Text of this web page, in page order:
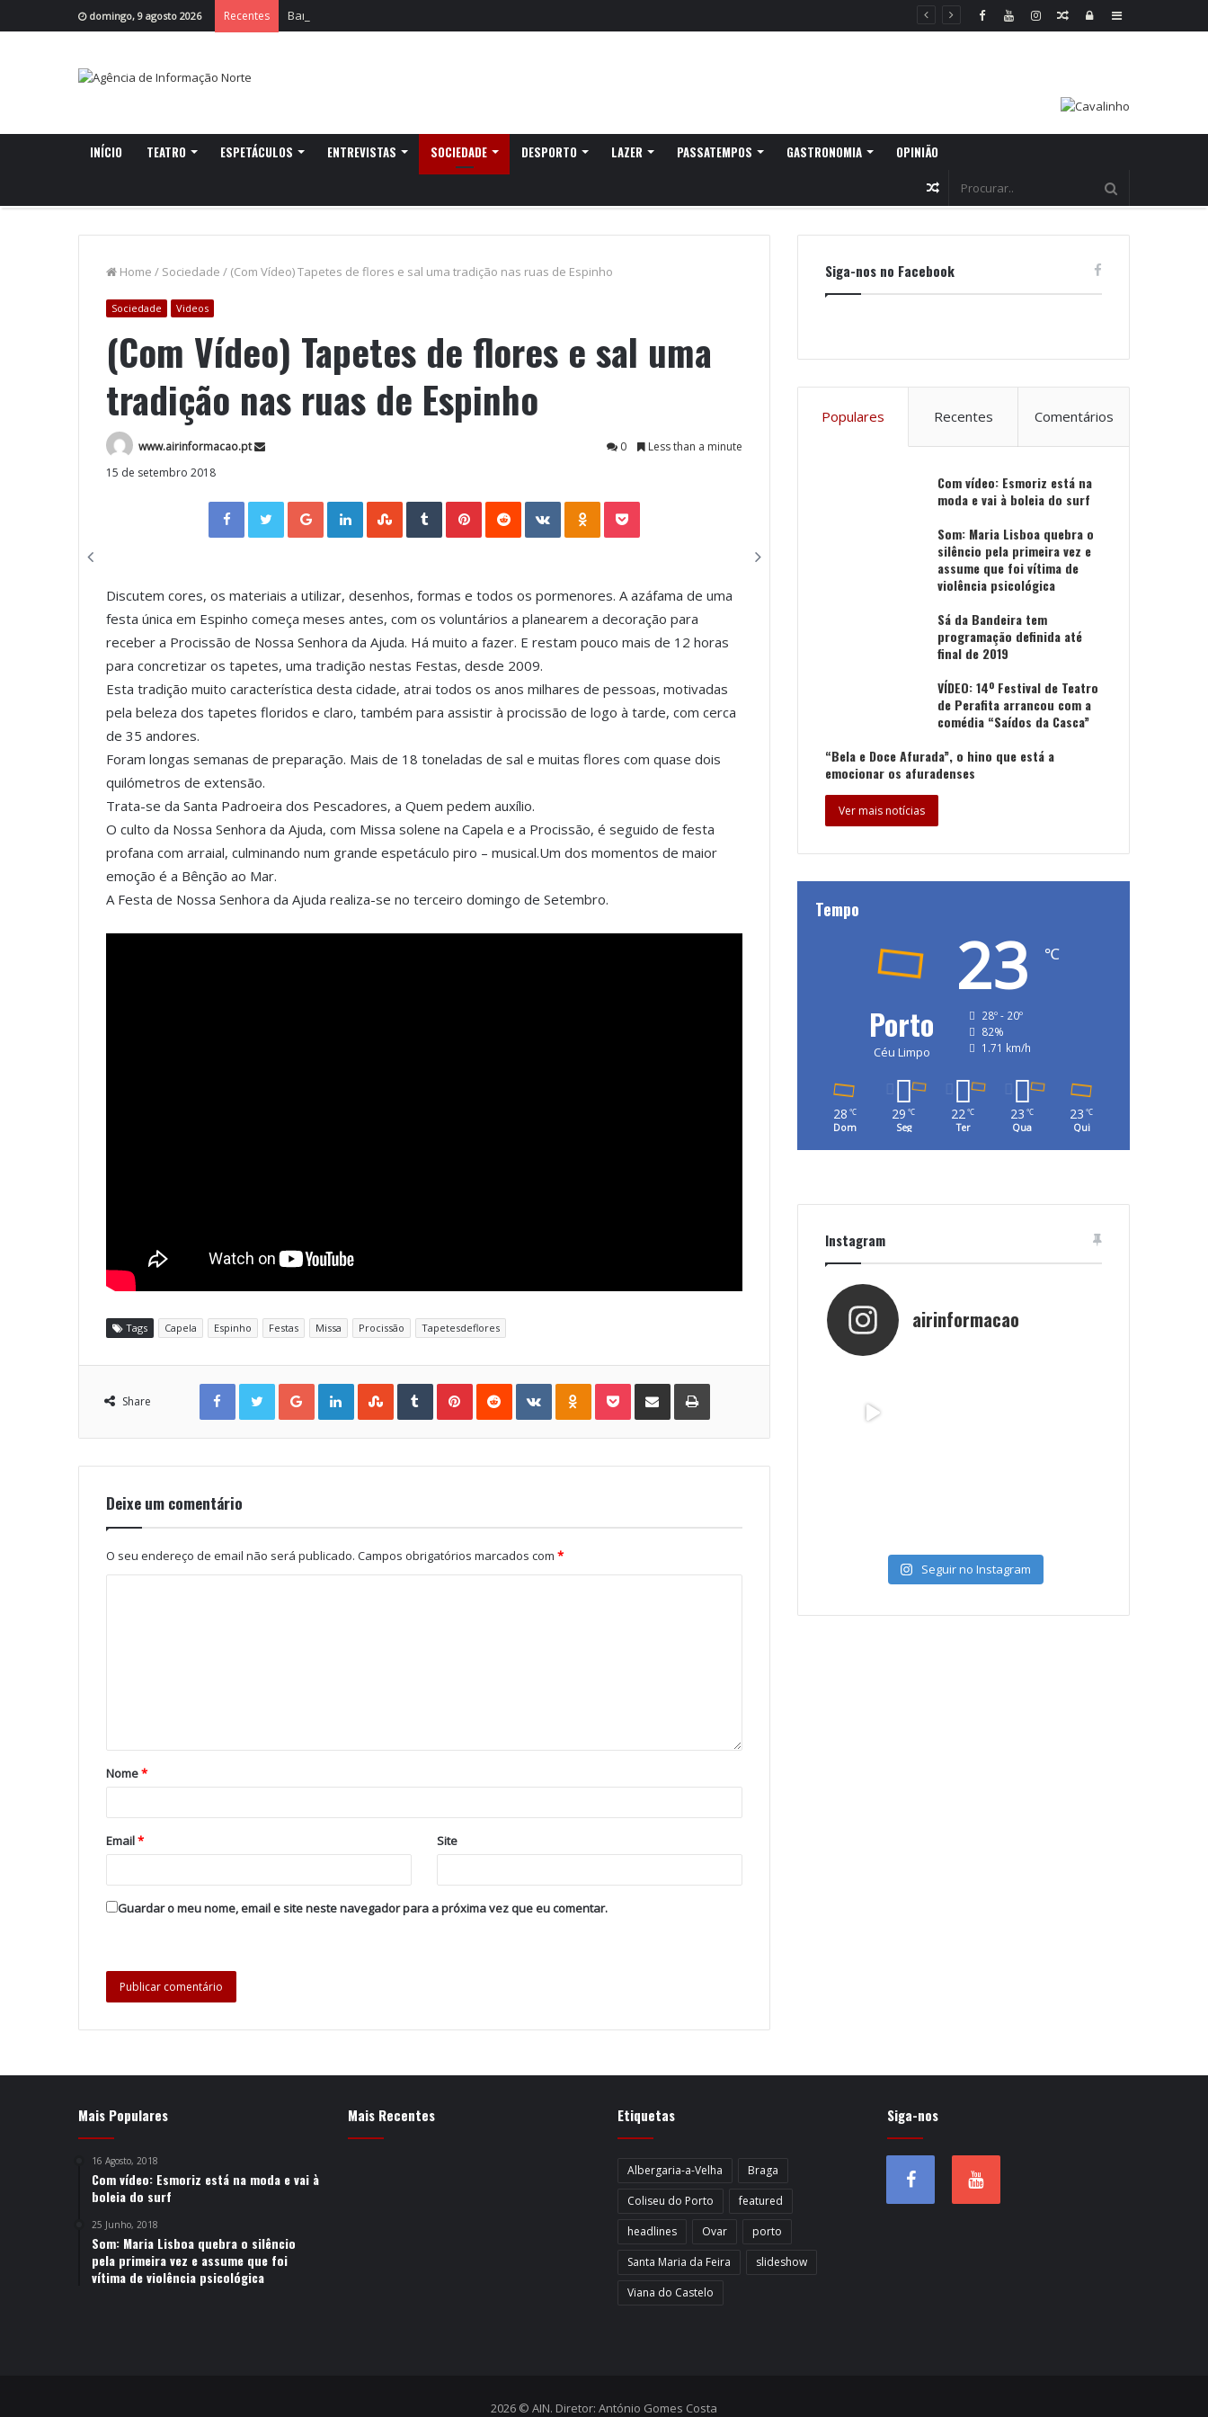
domingo, 9 agosto 2026 Recentes Banhos de São Jorge já pensam nos 20 anos na Quinta do Castelo Sidebar
Log
Random
INÍCIO TEATRO ESPETÁCULOS ENTREVISTAS SOCIEDADE DESPORTO LAZER PASSATEMPOS GASTRONOMIA OPINIÃO
Random
Home / Sociedade / (Com Vídeo) Tapetes de flores e sal uma tradição nas ruas de Espinho
Sociedade Videos
(Com Vídeo) Tapetes de flores e sal uma
tradição nas ruas de Espinho
www.airinformacao.pt 0
Less than a minute
15 de setembro 2018
Facebook Twitter Google+ LinkedIn StumbleUpon Tumblr VKontakte
Discutem cores, os materiais a utilizar, desenhos, formas e todos os pormenores. A azáfama de uma
festa única em Espinho começa meses antes, com os voluntários a planearem a decoração para
receber a Procissão de Nossa Senhora da Ajuda. Há muito a fazer. E restam pouco mais de 12 horas
para concretizar os tapetes, uma tradição nestas Festas, desde 2009.
Esta tradição muito característica desta cidade, atrai todos os anos milhares de pessoas, motivadas
pela beleza dos tapetes floridos e claro, também para assistir à procissão de logo à tarde, com cerca
de 35 andores.
Foram longas semanas de preparação. Mais de 18 toneladas de sal e muitas flores com quase dois
quilómetros de extensão.
Trata-se da Santa Padroeira dos Pescadores, a Quem pedem auxílio.
O culto da Nossa Senhora da Ajuda, com Missa solene na Capela e a Procissão, é seguido de festa
profana com arraial, culminando num grande espetáculo piro – musical.Um dos momentos de maior
emoção é a Bênção ao Mar.
A Festa de Nossa Senhora da Ajuda realiza-se no terceiro domingo de Setembro.
Tags Capela Espinho Festas Missa Procissão Tapetesdeflores
Share
Facebook Twitter Google+ LinkedIn StumbleUpon Tumblr Pinterest Reddit VKontakte Odnoklassniki Pocket Share via Email Print
Deixe um comentário
O seu endereço de email não será publicado. Campos obrigatórios marcados com *
Nome*
Email* Site
Guardar o meu nome, email e site neste navegador para a próxima vez que eu comentar.
Siga-nos no Facebook
Populares Recentes Comentários
Com vídeo: Esmoriz está na
moda e vai à boleia do surf
Som: Maria Lisboa quebra o
silêncio pela primeira vez e
assume que foi vítima de
violência psicológica
Sá da Bandeira tem
programação definida até
final de 2019
VÍDEO: 14º Festival de Teatro
de Perafita arrancou com a
comédia “Saídos da Casca”
“Bela e Doce Afurada”, o hino que está a
emocionar os afuradenses
Ver mais notícias
Tempo
Porto
Céu Limpo
23 ℃
28º - 20º
82%
1.71 km/h
28 ℃
Dom
29 ℃
Seg
22℃
Ter
23 ℃
Qua
23 ℃
Qui
Instagram
airinformacao
Seguir no Instagram
Mais Populares
16 Agosto, 2018
Com vídeo: Esmoriz está na moda e vai à
boleia do surf
25 Junho, 2018
Som: Maria Lisboa quebra o silêncio
pela primeira vez e assume que foi
vítima de violência psicológica
Mais Recentes Etiquetas
Albergaria-a-Velha
Braga
Coliseu do Porto
featured
headlines
Ovar
porto
Santa Maria da Feira
slideshow
Viana do Castelo
Siga-nos
2026 © AIN. Diretor: António Gomes Costa